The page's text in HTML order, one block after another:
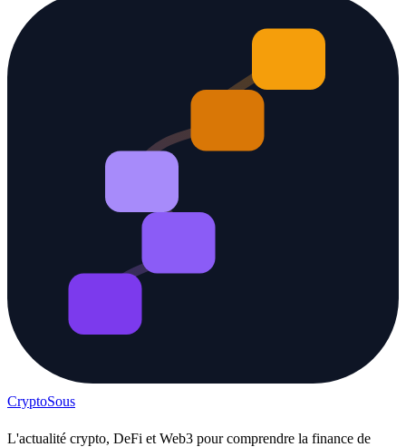
CryptoSous
L'actualité crypto, DeFi et Web3 pour comprendre la finance de